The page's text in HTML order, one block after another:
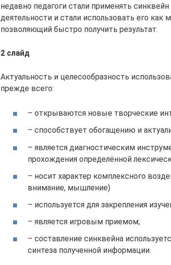
недавно педагоги стали применять
деятельности и стали использовать его как
позволяющий быстро получить результат.
2 слайд
Актуальность и целесообразность
прежде всего:
– открываются новые творческие
– способствует обогащению и
– является диагностическим
прохождения определённой
– носит характер комплексного
внимание, мышление)
– используется для закрепления
– является игровым приемом;
– составление синквейна
синтеза полученной информации.